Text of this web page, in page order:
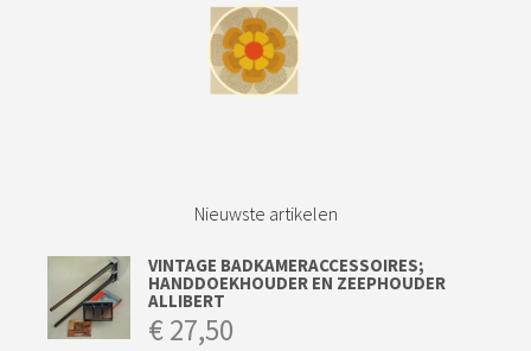
Nieuwste artikelen
VINTAGE BADKAMERACCESSOIRES;
HANDDOEKHOUDER EN ZEEPHOUDER
ALLIBERT
€27,50